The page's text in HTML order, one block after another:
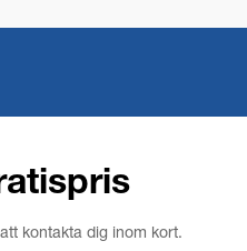
kontakta dig inom kort.